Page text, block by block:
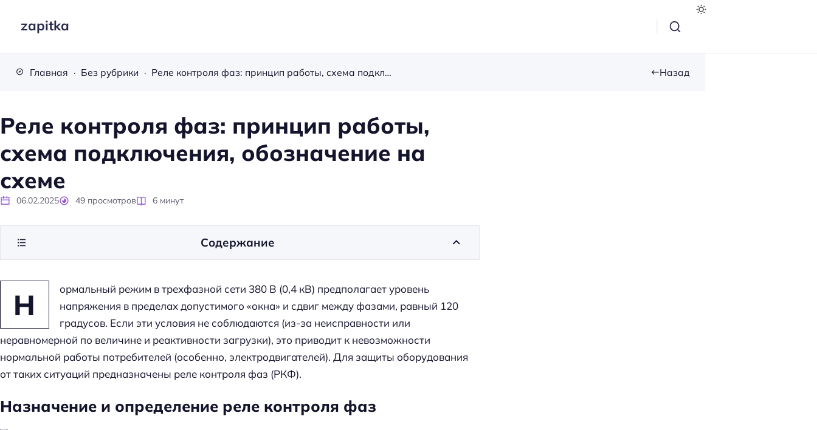
zapitka
Главная Без рубрики Реле контроля фаз: принцип работы, схема подключения, обозначение на схеме Назад
Реле контроля фаз: принцип работы,
схема подключения, обозначение на
схеме
06.02.2025 49 просмотров 6 минут
Н
ормальный режим в трехфазной сети 380 В (0,4 кВ) предполагает уровень
напряжения в пределах допустимого «окна» и сдвиг между фазами, равный 120
градусов. Если эти условия не соблюдаются (из-за неисправности или
неравномерной по величине и реактивности загрузки), это приводит к невозможности
нормальной работы потребителей (особенно, электродвигателей). Для защиты оборудования
от таких ситуаций предназначены реле контроля фаз (РКФ).
Назначение и определение реле контроля фаз
Содержание